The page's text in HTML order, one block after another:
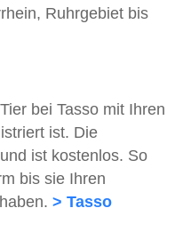
Ruhrgebiet bis
bei Tasso mit Ihren
ist. Die
ist kostenlos. So
bis sie Ihren
> Tasso